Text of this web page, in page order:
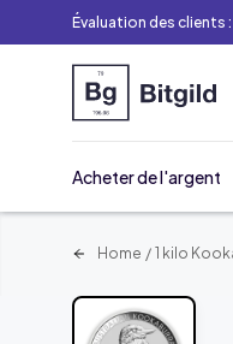
Évaluation des clients :
Acheter de l'argent
Home / 1 kilo